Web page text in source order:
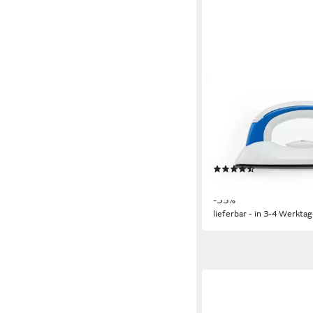
Dampfbügeleisen AD
Tragbares
Weiß-Blau, 700 W,
Klappbarer Griff
(2)
-35%
lieferbar - in 3-4